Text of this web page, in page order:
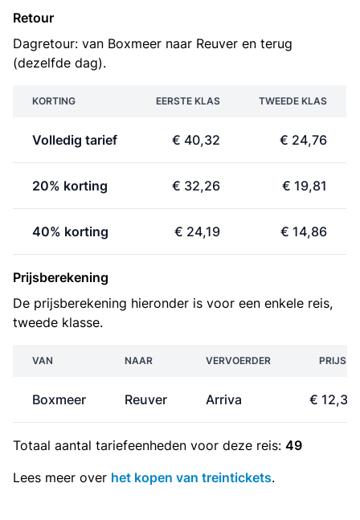
Retour
Dagretour: van Boxmeer naar Reuver en terug
(dezelfde dag).
KORTING EERSTE KLAS TWEEDE KLAS
Volledig tarief € 40,32 € 24,76
20% korting € 32,26 € 19,81
40% korting € 24,19 € 14,86
Prijsberekening
De prijsberekening hieronder is voor een enkele reis,
tweede klasse.
VAN NAAR VERVOERDER PRIJS
Boxmeer Reuver Arriva € 12,38
Totaal aantal tariefeenheden voor deze reis: 49
Lees meer over het kopen van treintickets.